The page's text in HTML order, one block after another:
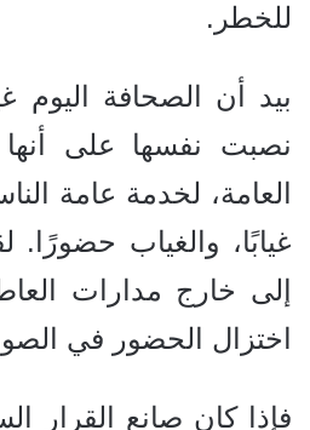
للخطر.
بيد أن الصحافة
نصبت نفسها على أنها
العامة، لخدمة عامة
غيابًا، والغياب
إلى خارج مدارات
اختزال الحضور في
فإذا كان صانع القرار